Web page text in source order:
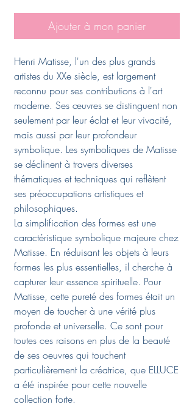
Ajouter à mon panier
Henri Matisse, l'un des plus grands
artistes du XXe siècle, est largement
reconnu pour ses contributions à l'art
moderne. Ses œuvres se distinguent non
seulement par leur éclat et leur vivacité,
mais aussi par leur profondeur
symbolique. Les symboliques de Matisse
se déclinent à travers diverses
thématiques et techniques qui reflètent
ses préoccupations artistiques et
philosophiques.
La simplification des formes est une
caractéristique symbolique majeure chez
Matisse. En réduisant les objets à leurs
formes les plus essentielles, il cherche à
capturer leur essence spirituelle. Pour
Matisse, cette pureté des formes était un
moyen de toucher à une vérité plus
profonde et universelle. Ce sont pour
toutes ces raisons en plus de la beauté
de ses oeuvres qui touchent
particulièrement la créatrice, que ELLUCE
a été inspirée pour cette nouvelle
collection forte.